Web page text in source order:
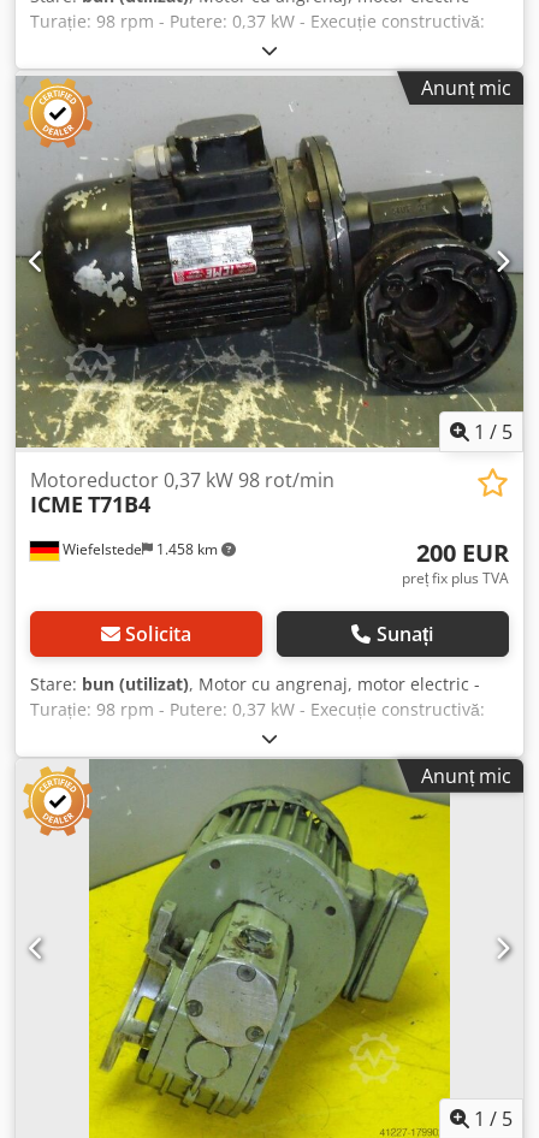
Turație: 98 rpm - Putere: 0,37 kW - Execuție constructivă:
B5, unghiular - Diametru ax gol: Ø 15 mm - Grad de
protecție: IP 55 Cedeb A Ik Ropfx Ah Tjha - Greutate: 10 kg
Anunț mic
1 / 5
Wiefelstede 1.458 km
Motoreductor 0,37 kW 98 rot/min
ICME T71B4
200 EUR
preț fix plus TVA
Solicita Sunați
Stare: bun (utilizat), Motor cu angrenaj, motor electric -
Turație: 98 rpm - Putere: 0,37 kW - Execuție constructivă:
B5, unghiular - Diametru ax gol: Ø 15 mm - Grad de
protecție: IP 55 - Greutate: 10 kg Chodpfeb A I Eqex Ah Tsa
Anunț mic
1 / 5